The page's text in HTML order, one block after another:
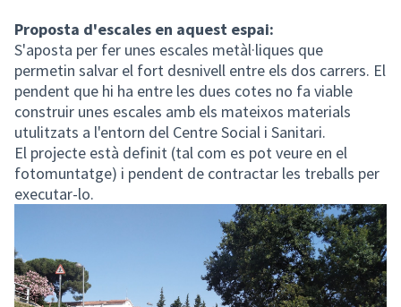
Proposta d'escales en aquest espai:
S'aposta per fer unes escales metàl·liques que
permetin salvar el fort desnivell entre els dos carrers. El
pendent que hi ha entre les dues cotes no fa viable
construir unes escales amb els mateixos materials
utulitzats a l'entorn del Centre Social i Sanitari.
El projecte està definit (tal com es pot veure en el
fotomuntatge) i pendent de contractar les treballs per
executar-lo.